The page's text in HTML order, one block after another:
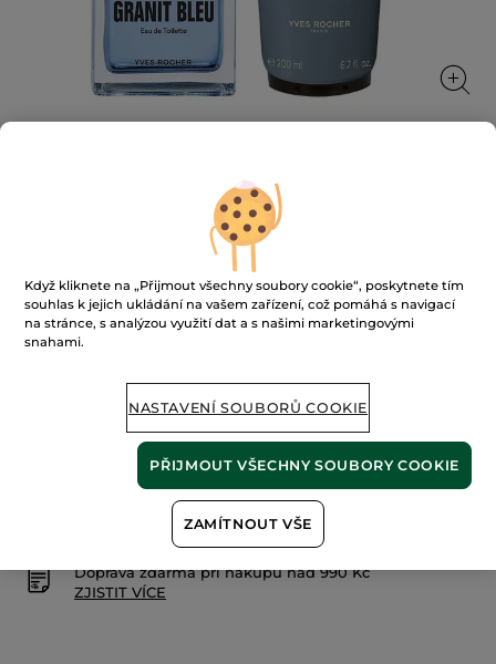
Sada Granit Bleu
★★★★★
★★★★★
hodnota
hodnocení
pro
Sada
PŘIDAT HODNOCENÍ
-40% 990 Kč 1649 Kč
Doručení od 12/08 do 13/08
Zabezpečená platba
Možnost vrácení peněz
Doprava zdarma při nákupu nad 990 Kč
ZJISTIT VÍCE
Když kliknete na „Přijmout všechny soubory cookie“, poskytnete tím
souhlas k jejich ukládání na vašem zařízení, což pomáhá s navigací
na stránce, s analýzou využití dat a s našimi marketingovými
snahami.
NASTAVENÍ SOUBORŮ COOKIE
ZAMÍTNOUT VŠE
PŘIJMOUT VŠECHNY SOUBORY COOKIE